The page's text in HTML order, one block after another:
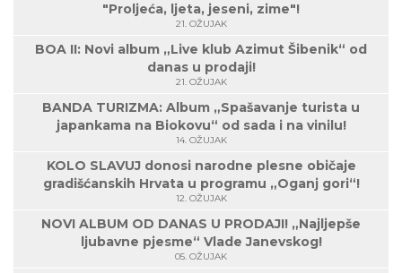
"Proljeća, ljeta, jeseni, zime"!
21. OŽUJAK
BOA II: Novi album „Live klub Azimut Šibenik“ od
danas u prodaji!
21. OŽUJAK
BANDA TURIZMA: Album „Spašavanje turista u
japankama na Biokovu“ od sada i na vinilu!
14. OŽUJAK
KOLO SLAVUJ donosi narodne plesne običaje
gradišćanskih Hrvata u programu „Oganj gori“!
12. OŽUJAK
NOVI ALBUM OD DANAS U PRODAJI! „Najljepše
ljubavne pjesme“ Vlade Janevskog!
05. OŽUJAK